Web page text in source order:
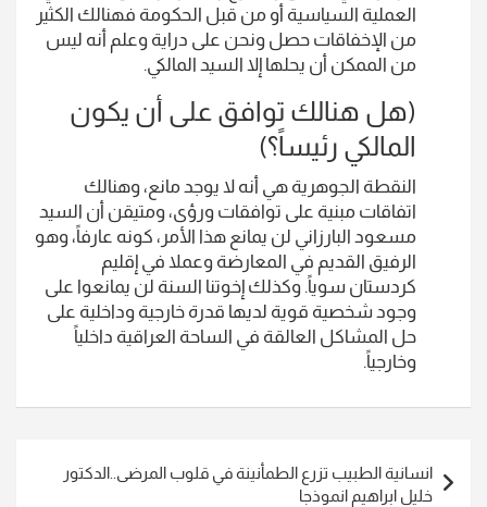
العملية السياسية أو من قبل الحكومة فهنالك الكثير
من الإخفاقات حصل ونحن على دراية وعلم أنه ليس
من الممكن أن يحلها إلا السيد المالكي.
(هل هنالك توافق على أن يكون
المالكي رئيساً؟)
النقطة الجوهرية هي أنه لا يوجد مانع، وهنالك
اتفاقات مبنية على توافقات ورؤى، ومتيقن أن السيد
مسعود البارزاني لن يمانع هذا الأمر، كونه عارفاً، وهو
الرفيق القديم في المعارضة وعملا في إقليم
كردستان سوياً. وكذلك إخوتنا السنة لن يمانعوا على
وجود شخصية قوية لديها قدرة خارجية وداخلية على
حل المشاكل العالقة في الساحة العراقية داخلياً
وخارجياً.
المقالات
انسانية الطبيب تزرع الطمأنينة في قلوب المرضى..الدكتور
خليل ابراهيم انموذجا